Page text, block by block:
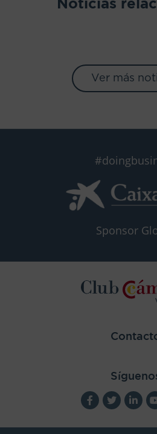
Ver más
Sponsor